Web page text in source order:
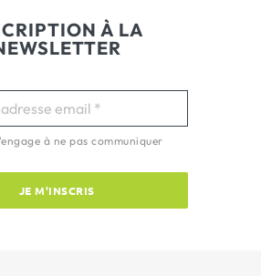
À LA
à ne pas communiquer
JE M'INSCRIS